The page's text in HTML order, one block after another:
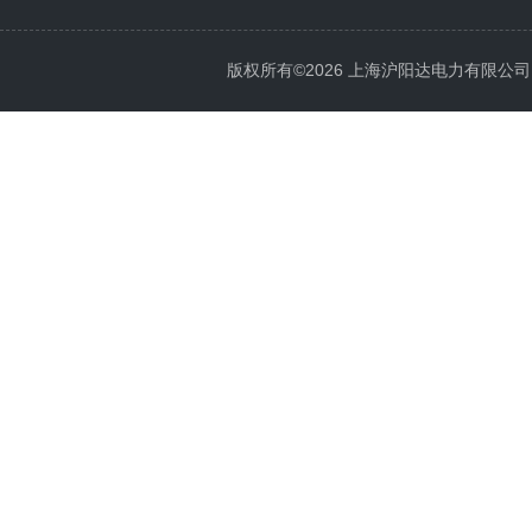
版权所有©2026 上海沪阳达电力有限公